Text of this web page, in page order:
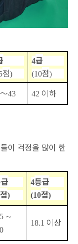
점)
4급
(10점)
～43 42 이하
이 걱정을 많이 한
점)
4등급
(10점)
∼
18.1 이상